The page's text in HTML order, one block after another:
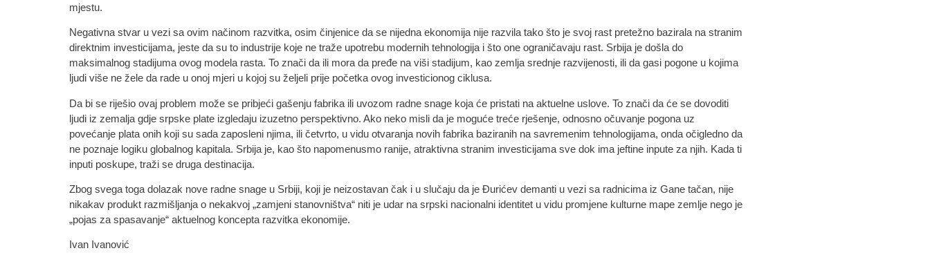
mjestu.
Negativna stvar u vezi sa ovim načinom razvitka, osim činjenice da se nijedna ekonomija nije razvila tako što je svoj rast pretežno bazirala na stranim
direktnim investicijama, jeste da su to industrije koje ne traže upotrebu modernih tehnologija i što one ograničavaju rast. Srbija je došla do
maksimalnog stadijuma ovog modela rasta. To znači da ili mora da pređe na viši stadijum, kao zemlja srednje razvijenosti, ili da gasi pogone u kojima
ljudi više ne žele da rade u onoj mjeri u kojoj su željeli prije početka ovog investicionog ciklusa.
Da bi se riješio ovaj problem može se pribjeći gašenju fabrika ili uvozom radne snage koja će pristati na aktuelne uslove. To znači da će se dovoditi
ljudi iz zemalja gdje srpske plate izgledaju izuzetno perspektivno. Ako neko misli da je moguće treće rješenje, odnosno očuvanje pogona uz
povećanje plata onih koji su sada zaposleni njima, ili četvrto, u vidu otvaranja novih fabrika baziranih na savremenim tehnologijama, onda očigledno da
ne poznaje logiku globalnog kapitala. Srbija je, kao što napomenusmo ranije, atraktivna stranim investicijama sve dok ima jeftine inpute za njih. Kada ti
inputi poskupe, traži se druga destinacija.
Zbog svega toga dolazak nove radne snage u Srbiji, koji je neizostavan čak i u slučaju da je Đurićev demanti u vezi sa radnicima iz Gane tačan, nije
nikakav produkt razmišljanja o nekakvoj „zamjeni stanovništva“ niti je udar na srpski nacionalni identitet u vidu promjene kulturne mape zemlje nego je
„pojas za spasavanje“ aktuelnog koncepta razvitka ekonomije.
Ivan Ivanović